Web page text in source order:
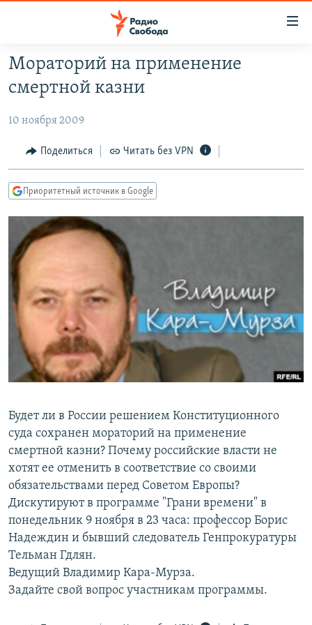
упрощенного
доступа
содержанию
Вернутся
навигации
Вернутся
поиску
ПРОГРАММЫ
ПОДКАСТЫ
АВТОРСКИЕ ПРОЕКТЫ
ЦИТАТЫ СВОБОДЫ
КУЛЬТУРА
IDEL.РЕАЛИИ
КАВКАЗ.РЕАЛИИ
СЕВЕР.РЕАЛИИ
СИБИРЬ.РЕАЛИИ
РАСПИСАНИЕ ВЕЩАНИЯ
ПОДПИШИТЕСЬ НА РАССЫЛКУ
Все сайты РСЕ/РС
Мораторий на применение
смертной казни
10 ноября 2009
Поделиться Читать без VPN
Приоритетный источник в Google
Будет ли в России решением Конституционного
суда сохранен мораторий на применение
смертной казни? Почему российские власти не
хотят ее отменить в соответствие со своими
обязательствами перед Советом Европы?
Дискутируют в программе "Грани времени" в
понедельник 9 ноября в 23 часа: профессор Борис
Надеждин и бывший следователь Генпрокуратуры
Тельман Гдлян.
Ведущий Владимир Кара-Мурза.
Задайте свой вопрос участникам программы.